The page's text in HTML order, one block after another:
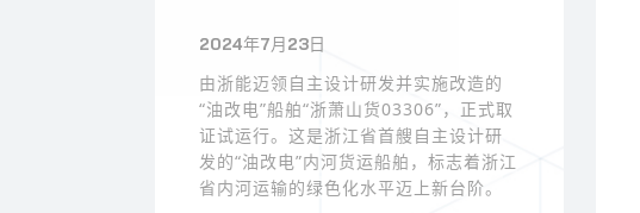
2024年7月23日
由浙能迈领自主设计研发并实施改造的
“油改电”船舶“浙萧山货03306”，正式取
证试运行。这是浙江省首艘自主设计研
发的“油改电”内河货运船舶，标志着浙江
省内河运输的绿色化水平迈上新台阶。